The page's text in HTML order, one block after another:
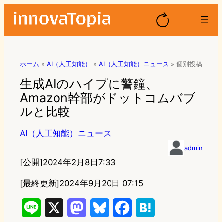
ホーム » AI（人工知能） » AI（人工知能）ニュース » 個別投稿
生成AIのハイプに警鐘、
Amazon幹部がドットコムバブ
ルと比較
AI（人工知能）ニュース
admin
[公開]2024年2月8日7:33
[最終更新]2024年9月20日 07:15